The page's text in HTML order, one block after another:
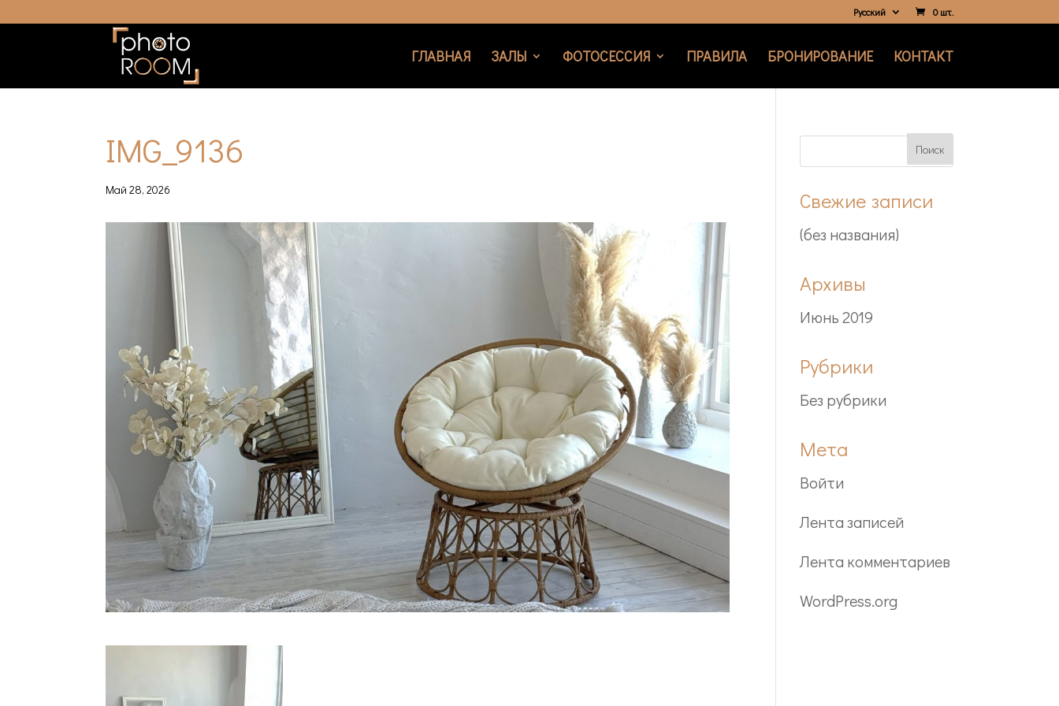
Русский 0 шт.
ГЛАВНАЯ ЗАЛЫ ФОТОСЕССИЯ ПРАВИЛА БРОНИРОВАНИЕ КОНТАКТ
IMG_9136
Май 28, 2026 Свежие записи
(без названия)
Архивы
Июнь 2019
Рубрики
Без рубрики
Мета
Войти
Лента записей
Лента комментариев
WordPress.org